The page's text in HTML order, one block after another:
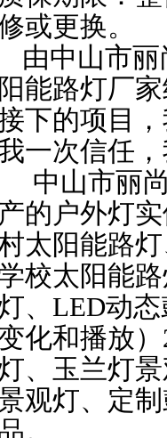
或更换。
由中山市
阳能路灯厂
下的项目
一次信任
中山市丽
产的户外灯
太阳能路
校太阳能
、 LED动
化和播放）
、玉兰灯
观灯、定
。